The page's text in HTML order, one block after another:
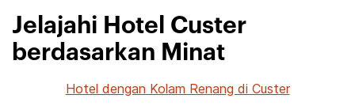
Jelajahi Hotel Custer
berdasarkan Minat
Hotel dengan Kolam Renang di Custer